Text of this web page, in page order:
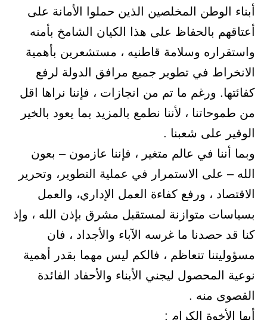
أبناء الوطن المخلصين الذين حملوا الأمانة على
أعتاقهم بالحفاظ على هذا الكيان الشامخ بأمنه
واستقراره وسلامة قاطنيه ، مستشعرين بأهمية
الانخراط في تطوير جميع مرافق الدولة لرفع
كفائتها. ورغم ما تم من انجازات ، فإننا نراها اقل
من طموحاتنا ، لأننا نطمع بالمزيد بما يعود بالخير
الوفير على شعبنا .
وبما أننا في عالم متغير ، فإننا عازمون – بعون
الله – على الاستمرار في عملية التطوير، وتحرير
الاقتصاد ، ورفع كفاءة العمل الإداري، والعمل
بسياسات متوازنة لمستقبل مشرق بإذن الله ، وإذ
كنا قد حصدنا ما غرسه الآباء والأجداد ، فان
مسؤوليتنا تتعاظم ، فالكم ليس مهما بقدر أهمية
نوعية المحصول ليجني الأبناء والأحفاد الفائدة
القصوى منه .
أيها الأخوة الكرام :